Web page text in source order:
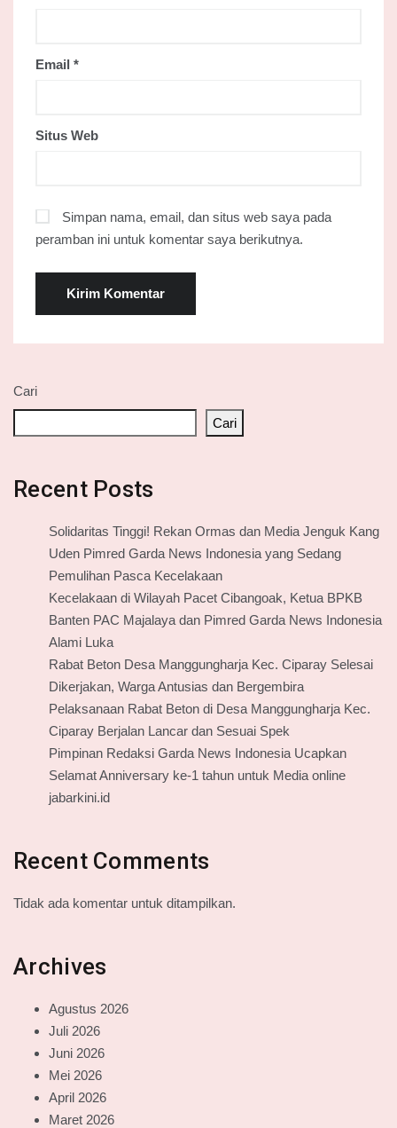
Email *
Situs Web
Simpan nama, email, dan situs web saya pada
peramban ini untuk komentar saya berikutnya.
Cari
Cari
Recent Posts
Solidaritas Tinggi! Rekan Ormas dan Media Jenguk Kang
Uden Pimred Garda News Indonesia yang Sedang
Pemulihan Pasca Kecelakaan
Kecelakaan di Wilayah Pacet Cibangoak, Ketua BPKB
Banten PAC Majalaya dan Pimred Garda News Indonesia
Alami Luka
Rabat Beton Desa Manggungharja Kec. Ciparay Selesai
Dikerjakan, Warga Antusias dan Bergembira
Pelaksanaan Rabat Beton di Desa Manggungharja Kec.
Ciparay Berjalan Lancar dan Sesuai Spek
Pimpinan Redaksi Garda News Indonesia Ucapkan
Selamat Anniversary ke-1 tahun untuk Media online
jabarkini.id
Recent Comments
Tidak ada komentar untuk ditampilkan.
Archives
Agustus 2026
Juli 2026
Juni 2026
Mei 2026
April 2026
Maret 2026